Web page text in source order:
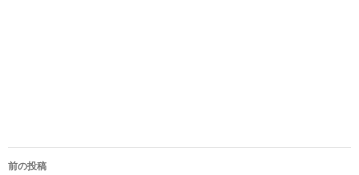
投
前の投稿